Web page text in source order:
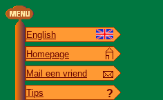
English
Homepage
Mail een vriend
Tips
?